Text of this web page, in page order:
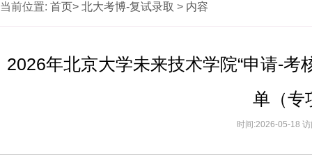
当前位置: 首页> 北大考博-复试录取 > 内容
2026年北京大学未来技术学院“申请-考
单（专
时间:2026-05-18